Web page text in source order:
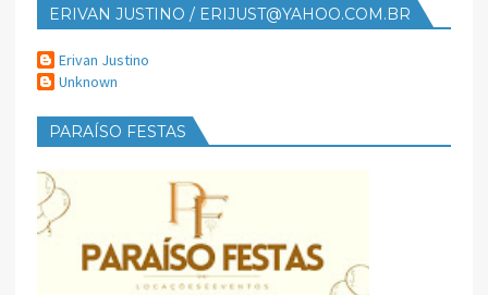
ERIVAN JUSTINO / ERIJUST@YAHOO.COM.BR
Erivan Justino
Unknown
PARAÍSO FESTAS